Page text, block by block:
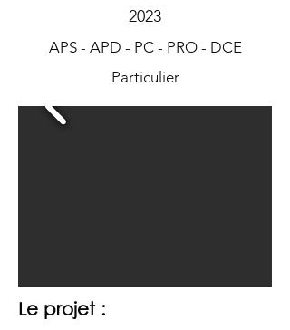
2023
APS - APD - PC - PRO - DCE
Particulier
Le projet :